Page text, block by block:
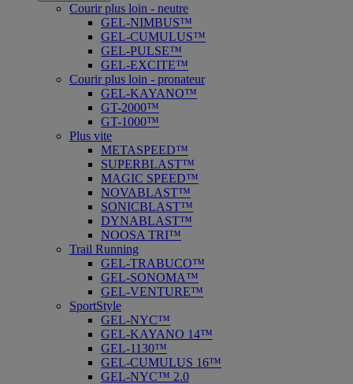
Courir plus loin - neutre
GEL-NIMBUS™
GEL-CUMULUS™
GEL-PULSE™
GEL-EXCITE™
Courir plus loin - pronateur
GEL-KAYANO™
GT-2000™
GT-1000™
Plus vite
METASPEED™
SUPERBLAST™
MAGIC SPEED™
NOVABLAST™
SONICBLAST™
DYNABLAST™
NOOSA TRI™
Trail Running
GEL-TRABUCO™
GEL-SONOMA™
GEL-VENTURE™
SportStyle
GEL-NYC™
GEL-KAYANO 14™
GEL-1130™
GEL-CUMULUS 16™
GEL-NYC™ 2.0